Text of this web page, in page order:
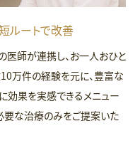
ルートで改善
医師が連携し、お一人おひと
万件の経験を元に、豊富な
効果を実感できるメニュー
要な治療のみをご提案いた